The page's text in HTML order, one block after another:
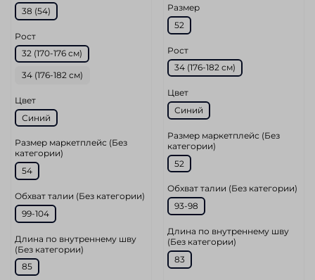
38 (54)
Рост
32 (170-176 cм)
34 (176-182 см)
Цвет
Синий
Размер маркетплейс (Без
категории)
54
Обхват талии (Без категории)
99-104
Длина по внутреннему шву
(Без категории)
85
Размер
52
Рост
34 (176-182 см)
Цвет
Синий
Размер маркетплейс (Без
категории)
52
Обхват талии (Без категории)
93-98
Длина по внутреннему шву
(Без категории)
83